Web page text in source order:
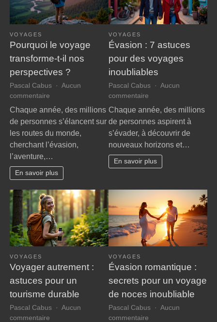
VOYAGES
Pourquoi le voyage
transforme-t-il nos
perspectives ?
Pascal Cabus
Aucun
commentaire
Pourquoi
voyage
transforme-
t-
nos
perspectives
Chaque année, des millions
de personnes s’élancent sur
les routes du monde,
cherchant l’évasion,
l’aventure,…
En savoir plus
VOYAGES
Évasion : 7 astuces
pour des voyages
inoubliables
Pascal Cabus
Aucun
commentaire
Évasion
7
astuces
pour
des
voyages
Chaque année, des millions
de personnes aspirent à
s’évader, à découvrir de
nouveaux horizons et…
En savoir plus
VOYAGES
Voyager autrement :
astuces pour un
tourisme durable
Pascal Cabus
Aucun
commentaire
VOYAGES
Évasion romantique :
secrets pour un voyage
de noces inoubliable
Pascal Cabus
Aucun
commentaire